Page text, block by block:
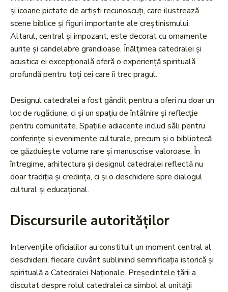
și icoane pictate de artiști recunoscuți, care ilustrează
scene biblice și figuri importante ale creștinismului.
Altarul, central și impozant, este decorat cu ornamente
aurite și candelabre grandioase. Înălțimea catedralei și
acustica ei excepțională oferă o experiență spirituală
profundă pentru toți cei care îi trec pragul.
Designul catedralei a fost gândit pentru a oferi nu doar un
loc de rugăciune, ci și un spațiu de întâlnire și reflecție
pentru comunitate. Spațiile adiacente includ săli pentru
conferințe și evenimente culturale, precum și o bibliotecă
ce găzduiește volume rare și manuscrise valoroase. În
întregime, arhitectura și designul catedralei reflectă nu
doar tradiția și credința, ci și o deschidere spre dialogul
cultural și educațional.
Discursurile autorităților
Intervențiile oficialilor au constituit un moment central al
deschiderii, fiecare cuvânt subliniind semnificația istorică și
spirituală a Catedralei Naționale. Președintele țării a
discutat despre rolul catedralei ca simbol al unității